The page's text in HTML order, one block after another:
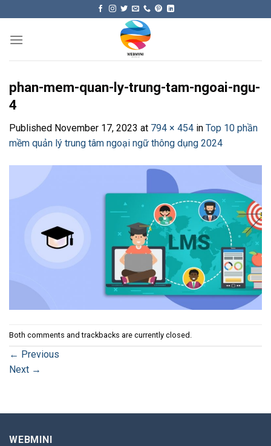
content
phan-mem-quan-ly-trung-tam-ngoai-ngu-
4
Published November 17, 2023 at 794 × 454 in Top 10 phần
mềm quản lý trung tâm ngoại ngữ thông dụng 2024
Both comments and trackbacks are currently closed.
← Previous
Next →
WEBMINI